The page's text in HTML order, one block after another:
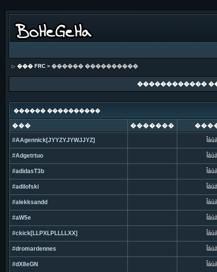
��� FRC> ������ ����������
������������
������ ����������
��� �������
#AAgennick[JYYZYJYWJJYZ]
#Adgetrtuo
#adidasT3b
#adilofski
#alekksandd
#aW5e
#ckick[LLPXLPLLLLXX]
#dromardennes
#dX8eGN